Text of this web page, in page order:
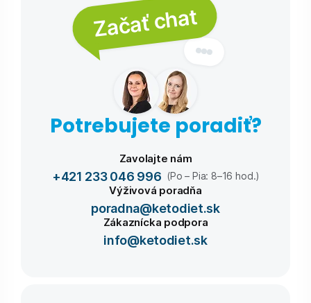
Začať chat
Potrebujete poradiť?
Zavolajte nám
+421 233 046 996 (Po – Pia: 8–16 hod.)
Výživová poradňa
poradna@ketodiet.sk
Zákaznícka podpora
info@ketodiet.sk